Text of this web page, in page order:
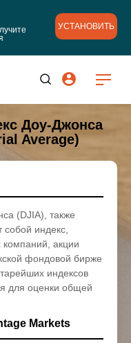
УСТАНОВИТЬ
Доу-Джонса
Average)
(DJIA), также
собой индекс,
компаний, акции
фондовой бирже
индексов
для оценки общей
Markets